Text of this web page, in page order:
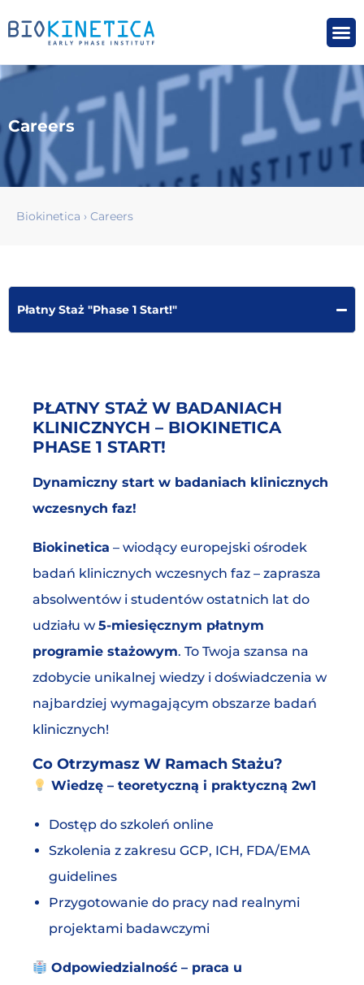
Careers
Biokinetica › Careers
Płatny Staż "Phase 1 Start!"
PŁATNY STAŻ W BADANIACH
KLINICZNYCH – BIOKINETICA
PHASE 1 START!
Dynamiczny start w badaniach klinicznych
wczesnych faz!
Biokinetica – wiodący europejski ośrodek
badań klinicznych wczesnych faz – zaprasza
absolwentów i studentów ostatnich lat do
udziału w 5-miesięcznym płatnym
programie stażowym. To Twoja szansa na
zdobycie unikalnej wiedzy i doświadczenia w
najbardziej wymagającym obszarze badań
klinicznych!
Co Otrzymasz W Ramach Stażu?
Wiedzę – teoretyczną i praktyczną 2w1
Dostęp do szkoleń online
Szkolenia z zakresu GCP, ICH, FDA/EMA
guidelines
Przygotowanie do pracy nad realnymi
projektami badawczymi
Odpowiedzialność – praca u